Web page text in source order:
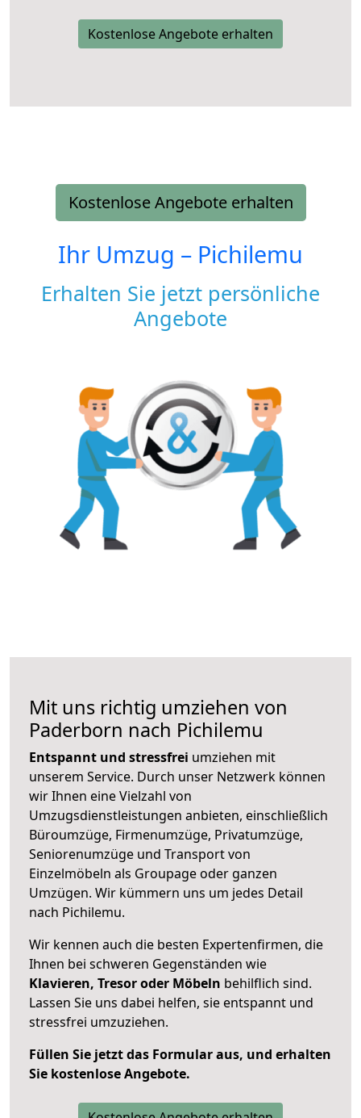
Kostenlose Angebote erhalten
Kostenlose Angebote erhalten
Ihr Umzug – Pichilemu
Erhalten Sie jetzt persönliche
Angebote
Mit uns richtig umziehen von
Paderborn nach Pichilemu
Entspannt und stressfrei umziehen mit
unserem Service. Durch unser Netzwerk können
wir Ihnen eine Vielzahl von
Umzugsdienstleistungen anbieten, einschließlich
Büroumzüge, Firmenumzüge, Privatumzüge,
Seniorenumzüge und Transport von
Einzelmöbeln als Groupage oder ganzen
Umzügen. Wir kümmern uns um jedes Detail
nach Pichilemu.
Wir kennen auch die besten Expertenfirmen, die
Ihnen bei schweren Gegenständen wie
Klavieren, Tresor oder Möbeln behilflich sind.
Lassen Sie uns dabei helfen, sie entspannt und
stressfrei umzuziehen.
Füllen Sie jetzt das Formular aus, und erhalten
Sie kostenlose Angebote.